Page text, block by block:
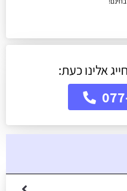
אלינו כעת: